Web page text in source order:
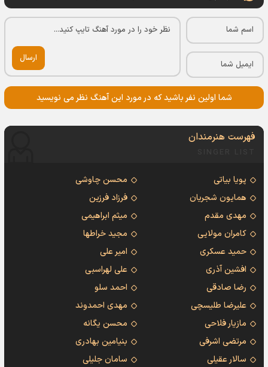
ارسال
شما اولین نفر باشید که در مورد این آهنگ نظر می نویسید
فهرست هنرمندان
پویا بیاتی
محسن چاوشی
همایون شجریان
فرزاد فرزین
مهدی مقدم
میثم ابراهیمی
کامران مولایی
مجید خراطها
حمید عسکری
امیر علی
افشین آذری
علی لهراسبی
رضا صادقی
احمد سلو
علیرضا طلیسچی
مهدی احمدوند
مازیار فلاحی
محسن یگانه
مرتضی اشرفی
بنیامین بهادری
سالار عقیلی
سامان جلیلی